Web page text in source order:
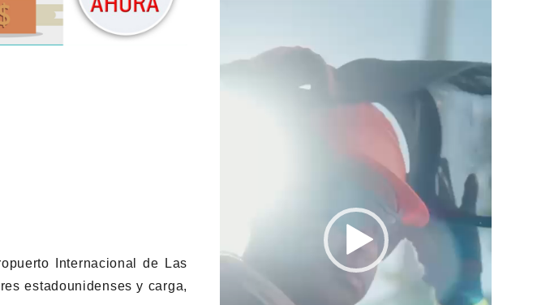
Internacional de Las
estadounidenses y carga,